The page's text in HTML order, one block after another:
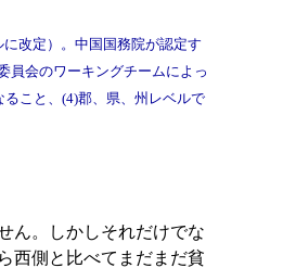
改定）。中国国務院が認定す
員会のワーキングチームによっ
こと、(4)郡、県、州レベルで
ん。しかしそれだけでな
西側と比べてまだまだ貧